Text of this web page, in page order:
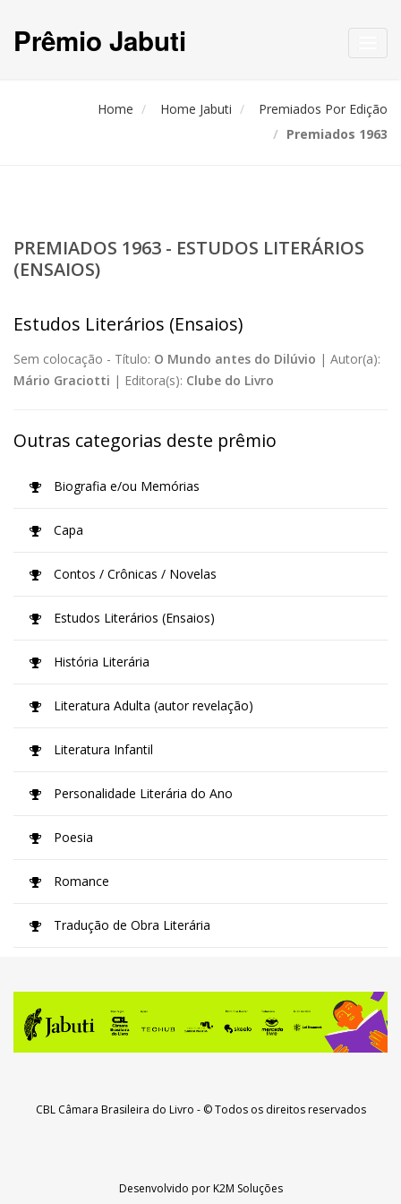
Prêmio Jabuti
Home Home Jabuti
Premiados Por Edição
Premiados 1963
PREMIADOS 1963 - ESTUDOS LITERÁRIOS
(ENSAIOS)
Estudos Literários (Ensaios)
Sem colocação - Título: O Mundo antes do Dilúvio | Autor(a):
Mário Graciotti | Editora(s): Clube do Livro
Outras categorias deste prêmio
Biografia e/ou Memórias
Capa
Contos / Crônicas / Novelas
Estudos Literários (Ensaios)
História Literária
Literatura Adulta (autor revelação)
Literatura Infantil
Personalidade Literária do Ano
Poesia
Romance
Tradução de Obra Literária
CBL Câmara Brasileira do Livro - © Todos os direitos reservados
Desenvolvido porK2M Soluções